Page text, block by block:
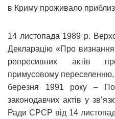
в Криму проживало
14 листопада 1989 р.
Декларацію «Про
репресивних актів
примусовому переселенню,
березня 1991 року –
законодавчих актів у
Ради СРСР від 14